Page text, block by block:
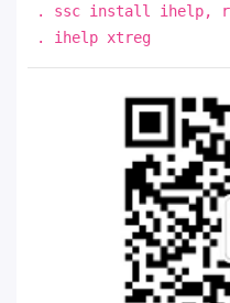
. ssc install ihelp,
. ihelp xtreg